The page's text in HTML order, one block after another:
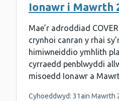
Ionawr i Mawrth
Mae’r adroddiad
crynhoi canran y rhai
himiwneiddio ymhlith
cyrraedd penblwyddi
misoedd Ionawr a
Cyhoeddwyd: 31ain Mawrth